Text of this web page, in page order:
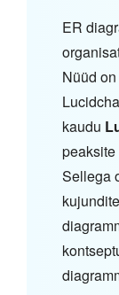
ER
Nüüd
kaudu
Sellega